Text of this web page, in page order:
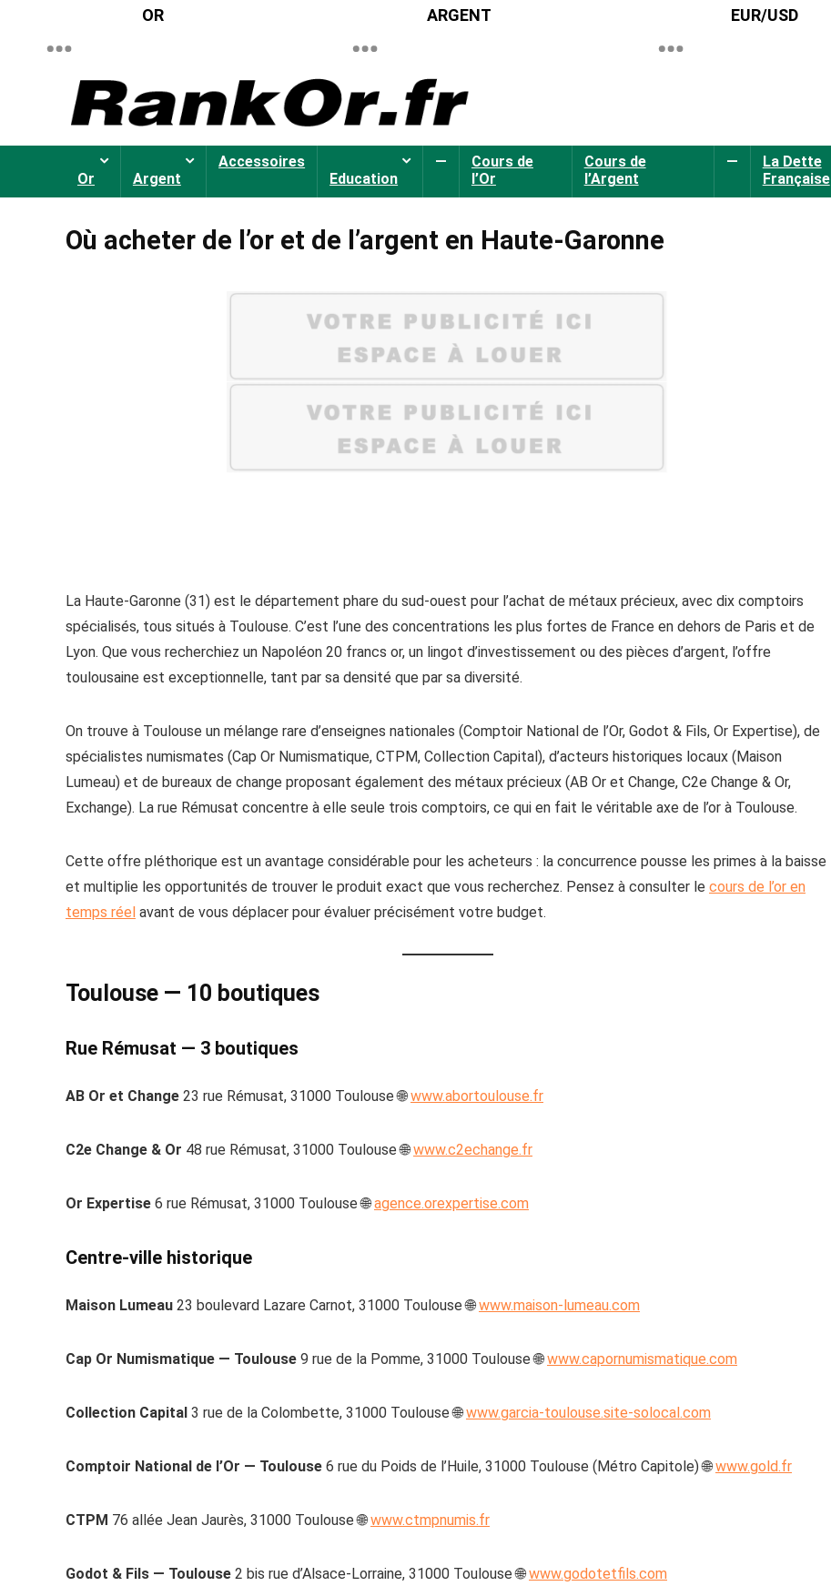
OR ARGENT EUR/USD
Or Argent
Accessoires
Education
—
Cours de
l’Or
Cours de
l’Argent
—
La Dette
Française
Où acheter de l’or et de l’argent en Haute-Garonne
La Haute-Garonne (31) est le département phare du sud-ouest pour l’achat de métaux précieux, avec dix comptoirs
spécialisés, tous situés à Toulouse. C’est l’une des concentrations les plus fortes de France en dehors de Paris et de
Lyon. Que vous recherchiez un Napoléon 20 francs or, un lingot d’investissement ou des pièces d’argent, l’offre
toulousaine est exceptionnelle, tant par sa densité que par sa diversité.
On trouve à Toulouse un mélange rare d’enseignes nationales (Comptoir National de l’Or, Godot & Fils, Or Expertise), de
spécialistes numismates (Cap Or Numismatique, CTPM, Collection Capital), d’acteurs historiques locaux (Maison
Lumeau) et de bureaux de change proposant également des métaux précieux (AB Or et Change, C2e Change & Or,
Exchange). La rue Rémusat concentre à elle seule trois comptoirs, ce qui en fait le véritable axe de l’or à Toulouse.
Cette offre pléthorique est un avantage considérable pour les acheteurs : la concurrence pousse les primes à la baisse
et multiplie les opportunités de trouver le produit exact que vous recherchez. Pensez à consulter le cours de l’or en
temps réel avant de vous déplacer pour évaluer précisément votre budget.
Toulouse — 10 boutiques
Rue Rémusat — 3 boutiques
AB Or et Change 23 rue Rémusat, 31000 Toulouse 🌐www.abortoulouse.fr
C2e Change & Or 48 rue Rémusat, 31000 Toulouse 🌐www.c2echange.fr
Or Expertise 6 rue Rémusat, 31000 Toulouse 🌐agence.orexpertise.com
Centre-ville historique
Maison Lumeau 23 boulevard Lazare Carnot, 31000 Toulouse 🌐www.maison-lumeau.com
Cap Or Numismatique — Toulouse 9 rue de la Pomme, 31000 Toulouse 🌐www.capornumismatique.com
Collection Capital 3 rue de la Colombette, 31000 Toulouse 🌐www.garcia-toulouse.site-solocal.com
Comptoir National de l’Or — Toulouse 6 rue du Poids de l’Huile, 31000 Toulouse (Métro Capitole) 🌐www.gold.fr
CTPM 76 allée Jean Jaurès, 31000 Toulouse 🌐www.ctmpnumis.fr
Godot & Fils — Toulouse 2 bis rue d’Alsace-Lorraine, 31000 Toulouse 🌐www.godotetfils.com